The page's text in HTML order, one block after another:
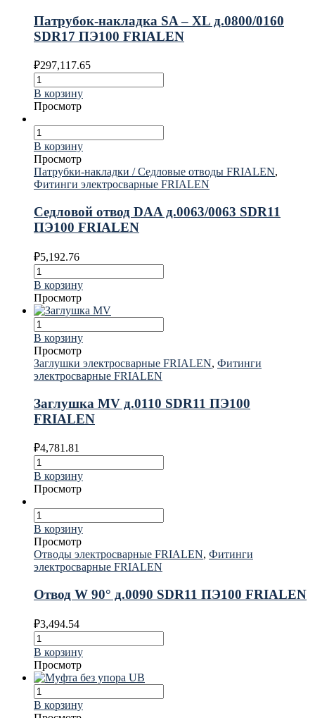
Патрубок-накладка SA – XL д.0800/0160
SDR17 ПЭ100 FRIALEN
₽297,117.65
В корзину
Просмотр
В корзину
Просмотр
Патрубки-накладки / Седловые отводы FRIALEN,
Фитинги электросварные FRIALEN
Седловой отвод DAA д.0063/0063 SDR11
ПЭ100 FRIALEN
₽5,192.76
В корзину
Просмотр
В корзину
Просмотр
Заглушки электросварные FRIALEN, Фитинги
электросварные FRIALEN
Заглушка MV д.0110 SDR11 ПЭ100
FRIALEN
₽4,781.81
В корзину
Просмотр
В корзину
Просмотр
Отводы электросварные FRIALEN, Фитинги
электросварные FRIALEN
Отвод W 90° д.0090 SDR11 ПЭ100 FRIALEN
₽3,494.54
В корзину
Просмотр
В корзину